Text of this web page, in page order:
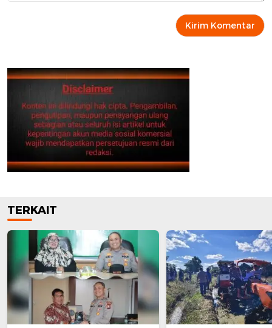
TERKAIT